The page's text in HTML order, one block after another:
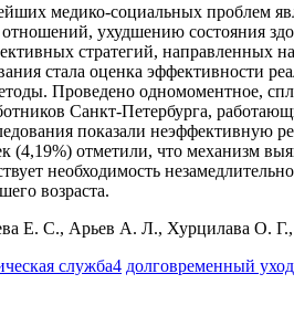
медико-социальных проблем
ухудшению состояния
стратегий, направленных
стала оценка эффективности
Проведено одномоментное,
Санкт-Петербурга,
показали неэффективную
(4,19%) отметили, что механизм
необходимость
возраста.
Е. С., Арьев А. Л., Хурцилава О.
служба4 долговременный уход